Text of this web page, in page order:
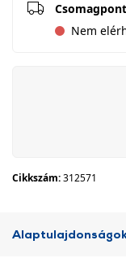
Nem
Cikkszám:312571